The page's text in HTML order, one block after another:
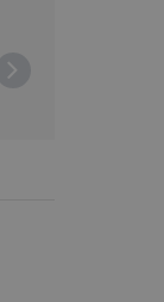
i zarządzanie